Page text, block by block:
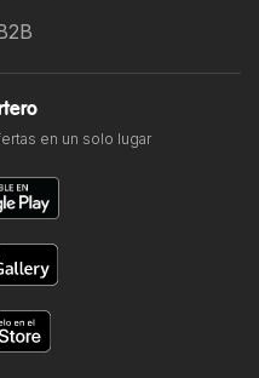
en un solo lugar